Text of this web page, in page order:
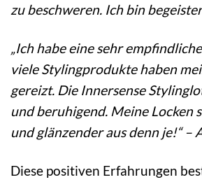
zu beschweren. Ich bin
„Ich habe eine sehr
viele Stylingprodukte haben
gereizt. Die Innersense
und beruhigend. Meine Locken
und glänzender aus denn je!“ –
Diese positiven Erfahrungen